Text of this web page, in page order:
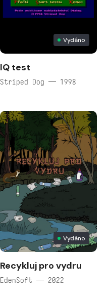
Vydáno
IQ test
Striped Dog — 1998
Vydáno
Recykluj pro vydru
EdenSoft — 2022